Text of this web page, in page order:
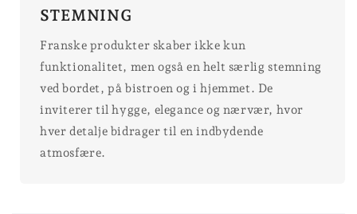
STEMNING
Franske produkter skaber ikke kun
funktionalitet, men også en helt særlig stemning
ved bordet, på bistroen og i hjemmet. De
inviterer til hygge, elegance og nærvær, hvor
hver detalje bidrager til en indbydende
atmosfære.